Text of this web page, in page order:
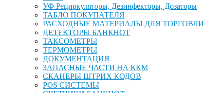
УФ Рециркуляторы, Дезинфекторы, Дозаторы
ТАБЛО ПОКУПАТЕЛЯ
РАСХОДНЫЕ МАТЕРИАЛЫ ДЛЯ ТОРГОВЛИ
ДЕТЕКТОРЫ БАНКНОТ
ТАКСОМЕТРЫ
ТЕРМОМЕТРЫ
ДОКУМЕНТАЦИЯ
ЗАПАСНЫЕ ЧАСТИ НА ККМ
СКАНЕРЫ ШТРИХ КОДОВ
POS СИСТЕМЫ